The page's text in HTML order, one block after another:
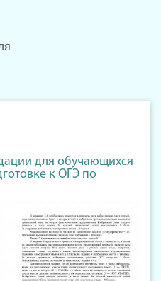
для обучающихся
к ОГЭ по